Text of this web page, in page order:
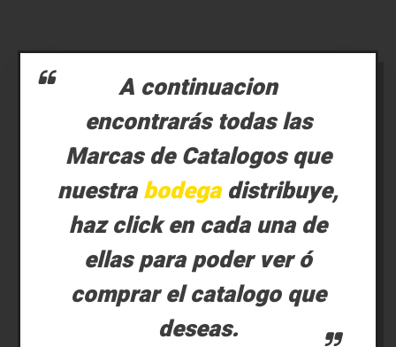
A continuacion
encontrarás todas las
Marcas de Catalogos que
nuestrabodegadistribuye,
haz click en cada una de
ellas para poder ver ó
comprar el catalogo que
deseas.